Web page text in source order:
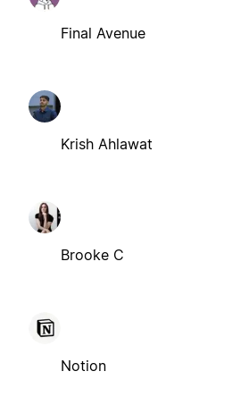
Final Avenue
Krish Ahlawat
Brooke C
Notion